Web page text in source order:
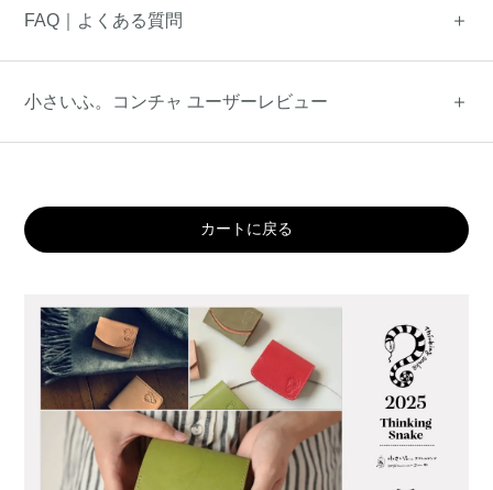
FAQ｜よくある質問
小さいふ。コンチャ ユーザーレビュー
カートに戻る